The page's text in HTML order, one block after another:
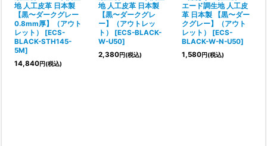
地 人工皮革 日本製
【黒〜ダークグレー
0.8mm厚】（アウト
レット）
[ECS-
BLACK-STH145-
5M]
14,840円(税込)
地 人工皮革 日本製
【黒〜ダークグレ
ー】（アウトレッ
ト）
[ECS-BLACK-
W-U50]
2,380円(税込)
エード調生地 人工皮
革 日本製 【黒〜ダー
クグレー】（アウト
レット）
[ECS-
BLACK-W-N-U50]
1,580円(税込)